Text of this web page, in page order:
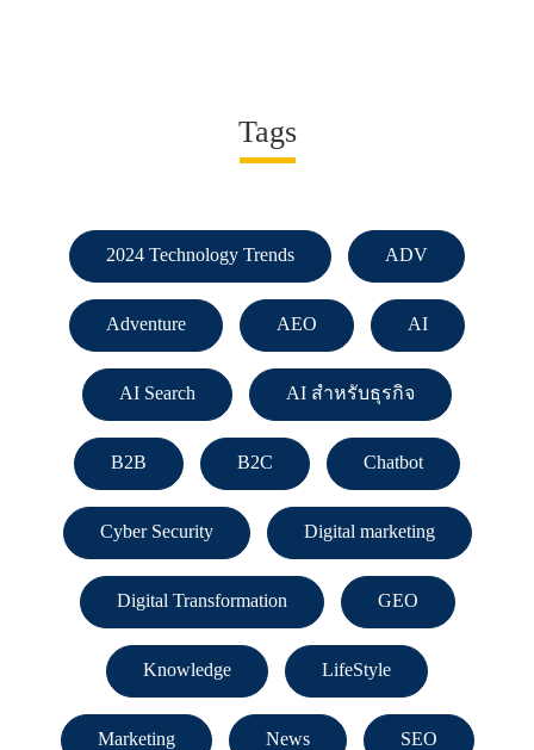
Tags
2024 Technology Trends ADV
Adventure AEO AI
AI Search AI สำหรับธุรกิจ
B2B B2C Chatbot
Cyber Security Digital marketing
Digital Transformation GEO
Knowledge LifeStyle
Marketing News SEO